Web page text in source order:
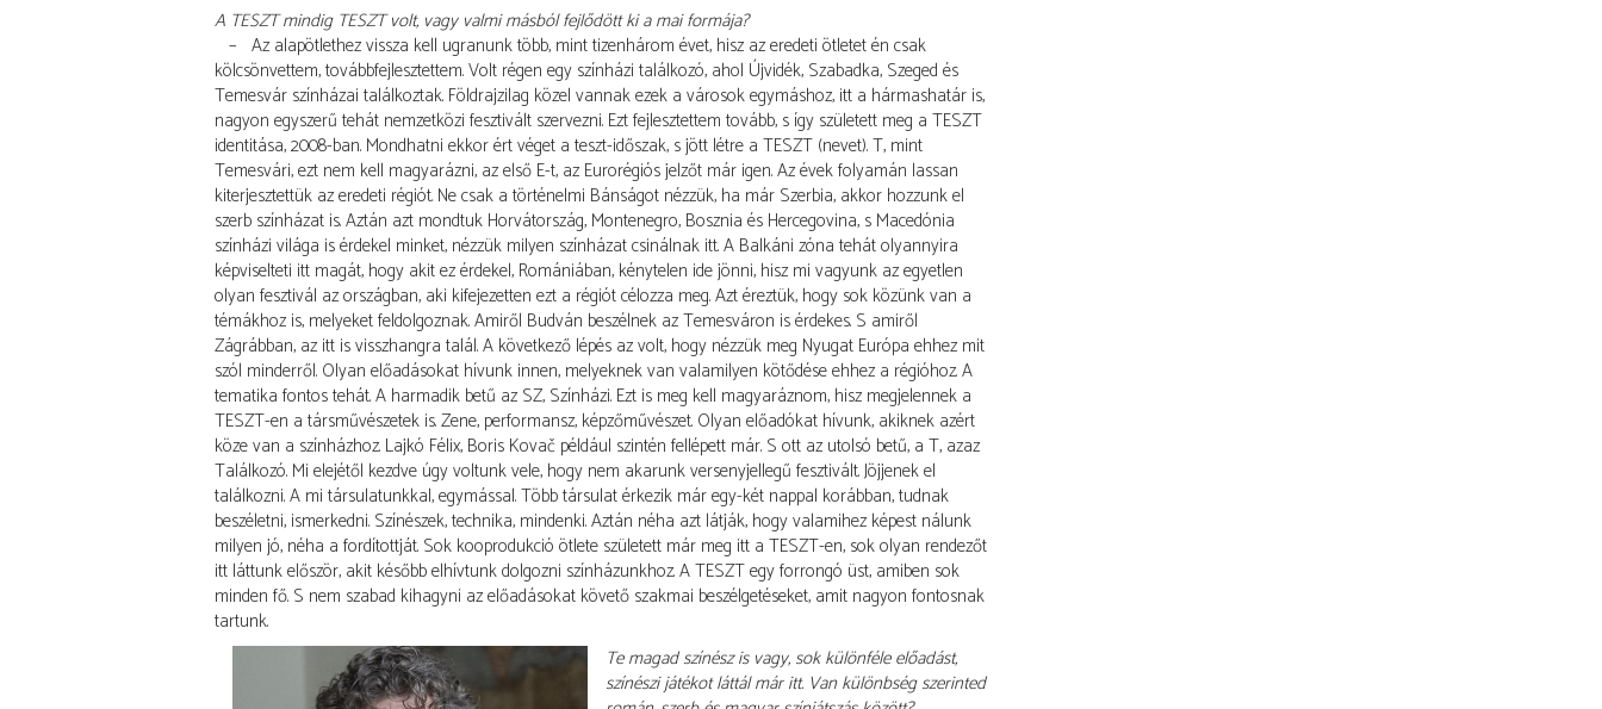
A TESZT mindig TESZT volt, vagy valmi másból fejlődött ki a mai formája?
– Az alapötlethez vissza kell ugranunk több, mint tizenhárom évet, hisz az eredeti ötletet én csak
kölcsönvettem, továbbfejlesztettem. Volt régen egy színházi találkozó, ahol Újvidék, Szabadka, Szeged és
Temesvár színházai találkoztak. Földrajzilag közel vannak ezek a városok egymáshoz, itt a hármashatár is,
nagyon egyszerű tehát nemzetközi fesztivált szervezni. Ezt fejlesztettem tovább, s így született meg a TESZT
identitása, 2008-ban. Mondhatni ekkor ért véget a teszt-időszak, s jött létre a TESZT (nevet). T, mint
Temesvári, ezt nem kell magyarázni, az első E-t, az Eurorégiós jelzőt már igen. Az évek folyamán lassan
kiterjesztettük az eredeti régiót. Ne csak a történelmi Bánságot nézzük, ha már Szerbia, akkor hozzunk el
szerb színházat is. Aztán azt mondtuk Horvátország, Montenegro, Bosznia és Hercegovina, s Macedónia
színházi világa is érdekel minket, nézzük milyen színházat csinálnak itt. A Balkáni zóna tehát olyannyira
képviselteti itt magát, hogy akit ez érdekel, Romániában, kénytelen ide jönni, hisz mi vagyunk az egyetlen
olyan fesztivál az országban, aki kifejezetten ezt a régiót célozza meg. Azt éreztük, hogy sok közünk van a
témákhoz is, melyeket feldolgoznak. Amiről Budván beszélnek az Temesváron is érdekes. S amiről
Zágrábban, az itt is visszhangra talál. A következő lépés az volt, hogy nézzük meg Nyugat Európa ehhez mit
szól minderről. Olyan előadásokat hívunk innen, melyeknek van valamilyen kötődése ehhez a régióhoz. A
tematika fontos tehát. A harmadik betű az SZ, Színházi. Ezt is meg kell magyaráznom, hisz megjelennek a
TESZT-en a társművészetek is. Zene, performansz, képzőművészet. Olyan előadókat hívunk, akiknek azért
köze van a színházhoz. Lajkó Félix, Boris Kovač például szintén fellépett már. S ott az utolsó betű, a T, azaz
Találkozó. Mi elejétől kezdve úgy voltunk vele, hogy nem akarunk versenyjellegű fesztivált. Jöjjenek el
találkozni. A mi társulatunkkal, egymással. Több társulat érkezik már egy-két nappal korábban, tudnak
beszéletni, ismerkedni. Színészek, technika, mindenki. Aztán néha azt látják, hogy valamihez képest nálunk
milyen jó, néha a fordítottját. Sok kooprodukció ötlete született már meg itt a TESZT-en, sok olyan rendezőt
itt láttunk először, akit később elhívtunk dolgozni színházunkhoz. A TESZT egy forrongó üst, amiben sok
minden fő. S nem szabad kihagyni az előadásokat követő szakmai beszélgetéseket, amit nagyon fontosnak
tartunk.
Te magad színész is vagy, sok különféle előadást,
színészi játékot láttál már itt. Van különbség szerinted